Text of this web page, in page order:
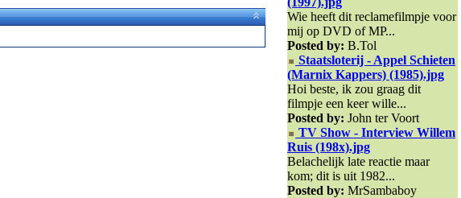
Wie heeft dit reclamefilmpje voor
mij op DVD of MP...
Posted by: B.Tol
Staatsloterij - Appel Schieten
(Marnix Kappers) (1985).jpg
Hoi beste, ik zou graag dit
filmpje een keer wille...
Posted by: John ter Voort
TV Show - Interview Willem
Ruis (198x).jpg
Belachelijk late reactie maar
kom; dit is uit 1982...
Posted by: MrSambaboy